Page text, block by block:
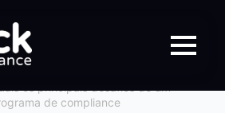
de compliance